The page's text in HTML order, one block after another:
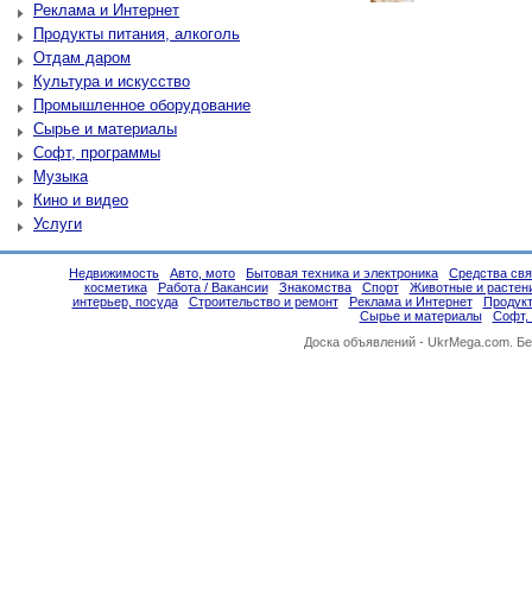
Реклама и Интернет
Продукты питания, алкоголь
Отдам даром
Культура и искусство
Промышленное оборудование
Сырье и материалы
Софт, программы
Музыка
Кино и видео
Услуги
Недвижимость Авто, мото Бытовая техника и электроника
Средства
косметика
Работа / Вакансии Знакомства Спорт
Животные и
интерьер, посуда
Строительство и ремонт Реклама и Интернет
Сырье и материалы
Софт,
Доска объявлений - UkrMega.com.